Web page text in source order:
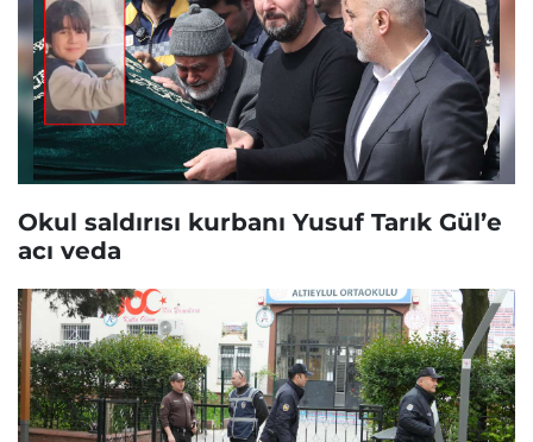
Okul saldırısı kurbanı Yusuf Tarık Gül’e
acı veda